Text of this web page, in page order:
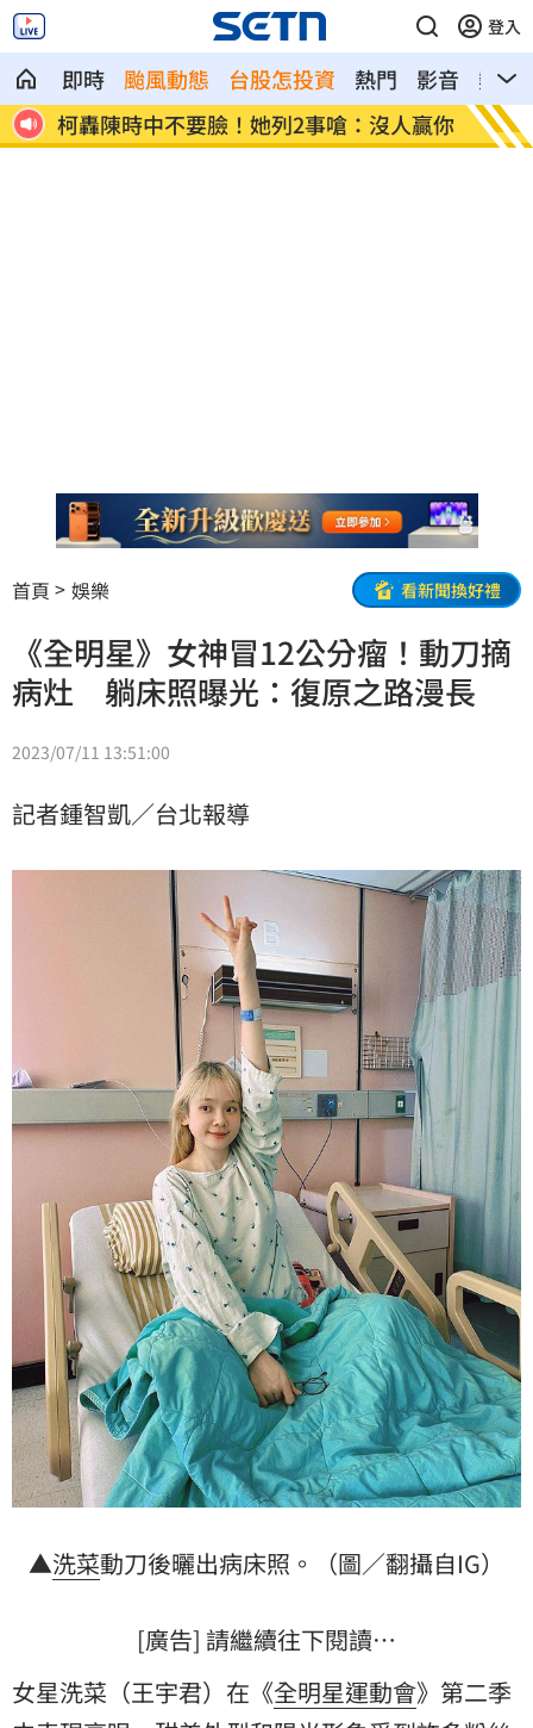
登入
即時 颱風動態 台股怎投資 熱門 影音
熱搜
你 白海豚「螺旋雨帶」籠罩 12縣市豪雨特
報
252
牌
首頁 娛樂 看新聞換好禮
《全明星》女神冒12公分瘤！動刀摘
病灶 躺床照曝光：復原之路漫長
2023/07/11 13:51:00
記者鍾智凱／台北報導
▲洗菜動刀後曬出病床照。（圖／翻攝自IG）
[廣告] 請繼續往下閱讀…
女星洗菜（王宇君）在《全明星運動會》第二季